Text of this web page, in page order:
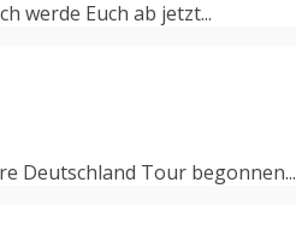
werde Euch ab jetzt...
Deutschland Tour begonnen...